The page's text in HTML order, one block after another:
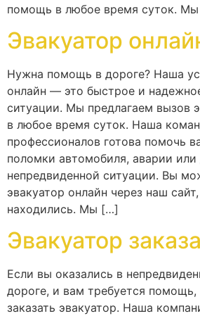
помощь в любое время суток.
Эвакуатор
Нужна помощь в дороге? Наша
онлайн — это быстрое и
ситуации. Мы предлагаем вызов
в любое время суток. Наша
профессионалов готова помочь
поломки автомобиля, аварии или
непредвиденной ситуации. Вы
эвакуатор онлайн через наш
находились. Мы […]
Эвакуатор
Если вы оказались в
дороге, и вам требуется
заказать эвакуатор. Наша